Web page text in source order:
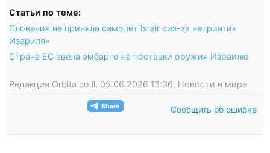
Статьи по теме:
Словения не приняла самолет Israir «из-за неприятия
Изариля»
Страна ЕС ввела эмбарго на поставки оружия Израилю
Редакция Orbita.co.il, 05.06.2026 13:36, Новости в мире
Сообщить об ошибке